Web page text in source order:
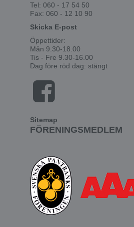
Tel: 060 - 17 54 50
Fax: 060 - 12 10 90
Skicka E-post
Öppettider:
Mån 9.30-18.00
Tis - Fre 9.30-16.00
Dag före röd dag: stängt
Sitemap
FÖRENINGSMEDLEM